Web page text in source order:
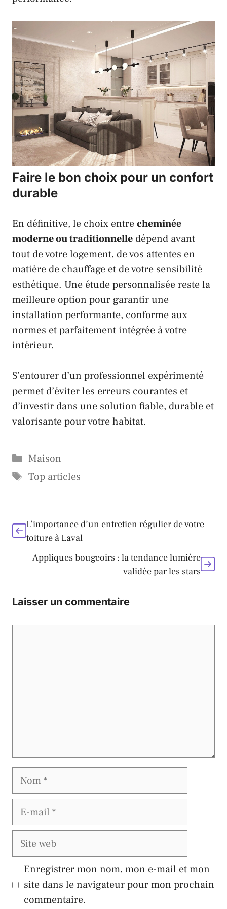
Faire le bon choix pour un confort
durable
En définitive, le choix entrecheminée
moderne ou traditionnelle dépend avant
tout de votre logement, de vos attentes en
matière de chauffage et de votre sensibilité
esthétique. Une étude personnalisée reste la
meilleure option pour garantir une
installation performante, conforme aux
normes et parfaitement intégrée à votre
intérieur.
S’entourer d’un professionnel expérimenté
permet d’éviter les erreurs courantes et
d’investir dans une solution fiable, durable et
valorisante pour votre habitat.
Catégories
Maison
Étiquettes
Top articles
L’importance d’un entretien régulier de votre
toiture à Laval
Appliques bougeoirs : la tendance lumière
validée par les stars
Laisser un commentaire
Nom
E-
Site
Enregistrer mon nom, mon e-mail et mon
site dans le navigateur pour mon prochain
commentaire.